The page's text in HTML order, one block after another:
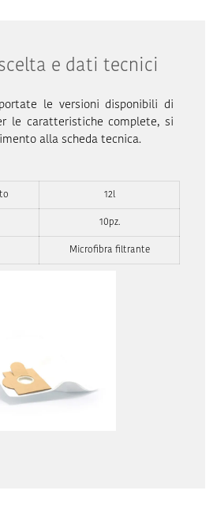
e dati tecnici
le versioni disponibili di
le caratteristiche complete, si
alla scheda tecnica.
12l
10pz.
Microfibra filtrante